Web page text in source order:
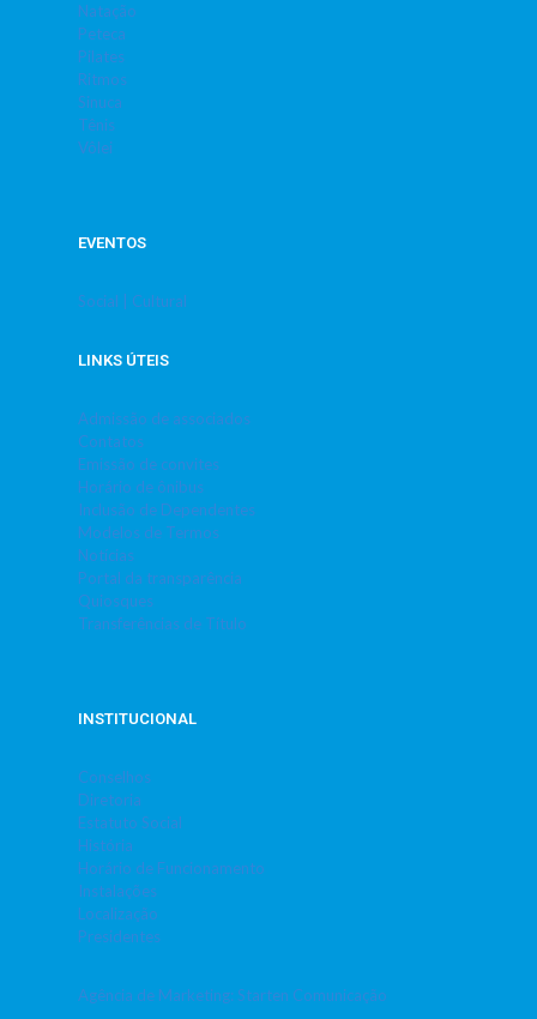
Natação
Peteca
Pilates
Ritmos
Sinuca
Tênis
Vôlei
EVENTOS
Social | Cultural
LINKS ÚTEIS
Admissão de associados
Contatos
Emissão de convites
Horário de ônibus
Inclusão de Dependentes
Modelos de Termos
Notícias
Portal da transparência
Quiosques
Transferências de Título
INSTITUCIONAL
Conselhos
Diretoria
Estatuto Social
História
Horário de Funcionamento
Instalações
Localização
Presidentes
Agência de Marketing: Starten Comunicação